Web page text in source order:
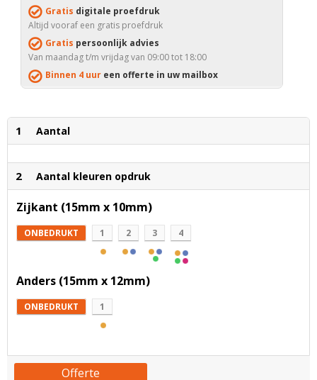
Gratis digitale proefdruk
Altijd vooraf een gratis proefdruk
Gratis persoonlijk advies
Van maandag t/m vrijdag van 09:00 tot 18:00
Binnen 4 uur een offerte in uw mailbox
1 Aantal
2 Aantal kleuren opdruk
Zijkant (15mm x 10mm)
ONBEDRUKT 1 2 3 4
Anders (15mm x 12mm)
ONBEDRUKT 1
Offerte